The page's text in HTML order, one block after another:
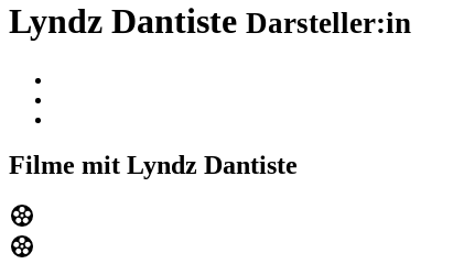
Lyndz Dantiste Darsteller:in
Filme mit Lyndz Dantiste